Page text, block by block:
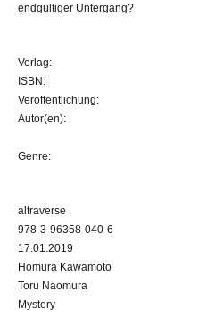
endgültiger Untergang?
Verlag:
ISBN:
Veröffentlichung:
Autor(en):
Genre:
altraverse
978-3-96358-040-6
17.01.2019
Homura Kawamoto
Toru Naomura
Mystery